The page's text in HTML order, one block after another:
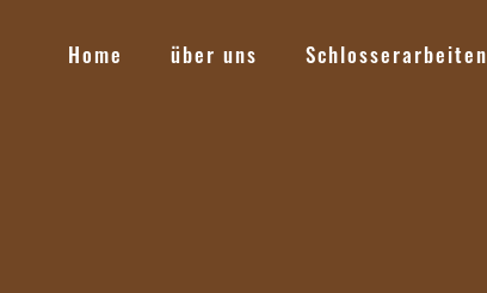
Home über uns Schlosserarbeiten